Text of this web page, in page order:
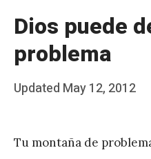
Dios puede
problema
Posted
Updated May 12, 2012
b
J
Tu montaña de